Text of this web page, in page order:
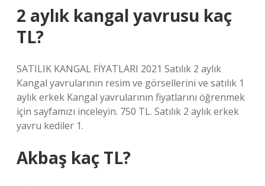
2 aylık kangal yavrusu kaç
TL?
SATILIK KANGAL FİYATLARI 2021 Satılık 2 aylık
Kangal yavrularının resim ve görsellerini ve satılık 1
aylık erkek Kangal yavrularının fiyatlarını öğrenmek
için sayfamızı inceleyin. 750 TL. Satılık 2 aylık erkek
yavru kediler 1.
Akbaş kaç TL?